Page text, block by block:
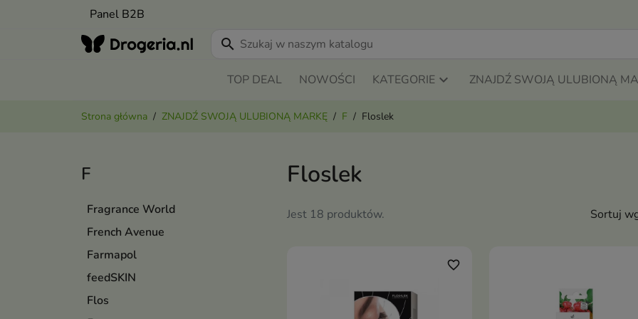
Panel B2B
search
TOP DEAL NOWOŚCI KATEGORIE ZNAJDŹ SWOJĄ ULUBIONĄ
Strona główna ZNAJDŹ SWOJĄ ULUBIONĄ MARKĘ F Floslek
F
Fragrance World
French Avenue
Farmapol
feedSKIN
Flos
Floslek
Jest 18 produktów. Sortuj
favorite_border